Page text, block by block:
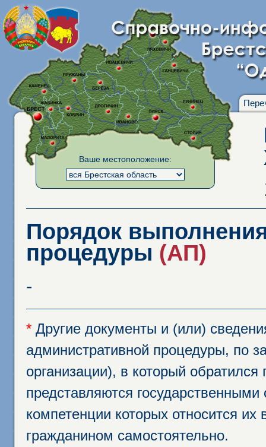
Ваше местоположение:
Порядок
процедуры (АП)
-
* Другие документы и (или)
административной процедуры, по
организации), в который
представляются
компетенции которых относится
гражданином самостоятельно.